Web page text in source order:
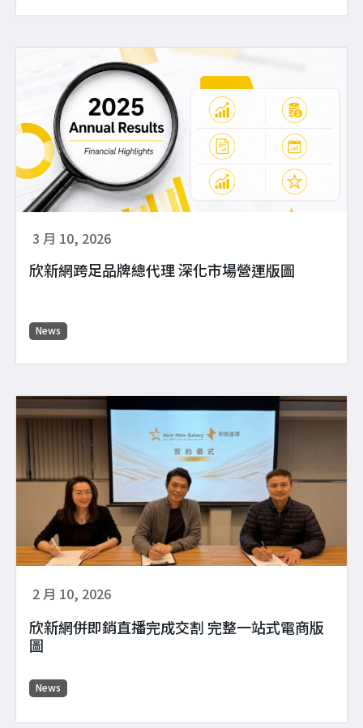
News
欣新網跨足品牌總代理 深化市場營運版圖
3 月 10, 2026
News
欣新網併即銷直播完成交割 完整一站式電商版
圖
2 月 10, 2026